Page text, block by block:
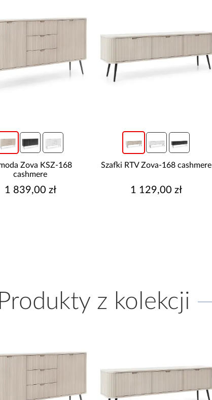
Zova KSZ-168
cashmere
1 839,00 zł
Szafki RTV Zova-168 cashmere
1 129,00 zł
Produkty z kolekcji